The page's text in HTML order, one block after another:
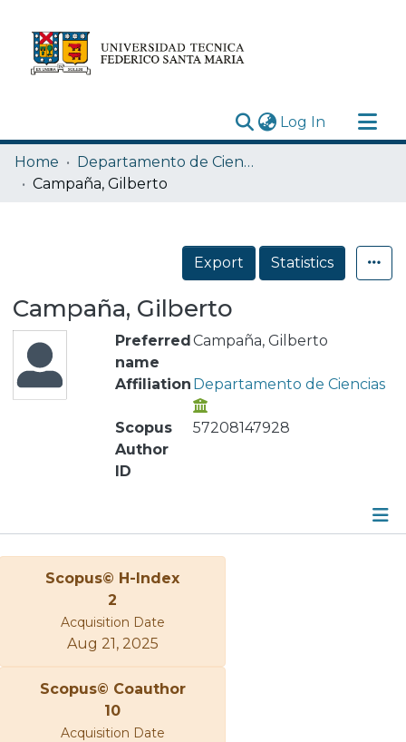
Log In (current)
Research Outputs
Statistics
Home
Departamento de Ciencias
Campaña, Gilberto
Export Statistics
Campaña, Gilberto
Preferred
name
Campaña, Gilberto
Affiliation Departamento de Ciencias
Scopus
Author
ID
57208147928
Metrics
Scopus© H-Index
2
Acquisition Date
Aug 21, 2025
Scopus© Coauthor
10
Acquisition Date